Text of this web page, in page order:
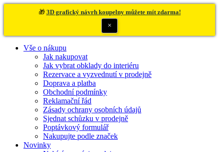
🎁 3D grafický návrh koupelny můžete mít zdarma!
×
Vše o nákupu
Jak nakupovat
Jak vybrat obklady do interiéru
Rezervace a vyzvednutí v prodejně
Doprava a platba
Obchodní podmínky
Reklamační řád
Zásady ochrany osobních údajů
Sjednat schůzku v prodejně
Poptávkový formulář
Nakupujte podle značek
Novinky